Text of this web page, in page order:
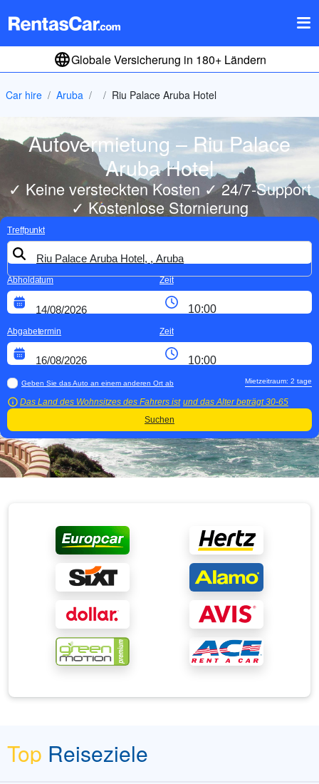
Globale Versicherung in 180+ Ländern
Car hire Aruba Riu Palace Aruba Hotel
Autovermietung – Riu Palace
Aruba Hotel
✓ Keine versteckten Kosten ✓ 24/7-Support
✓ Kostenlose Stornierung
Treffpunkt
Abholdatum Zeit
Abgabetermin Zeit
Geben Sie das Auto an einem anderen Ort ab
Das Land des Wohnsitzes des Fahrers ist und das Alter beträgt30-65
Mietzeitraum: 2 tage
Suchen
Top Reiseziele